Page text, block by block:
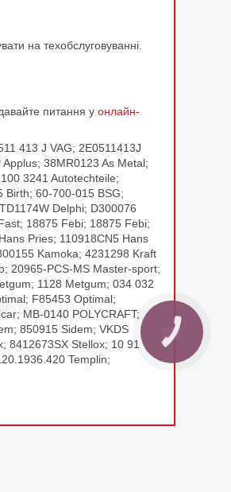
на техобслуговуванні.
питання у онлайн-
413 J VAG; 2E0511413J
38MR0123 As Metal;
3241 Autotechteile;
Birth; 60-700-015 BSG;
Delphi; D300076
18875 Febi; 18875 Febi;
Pries; 110918CN5 Hans
Kamoka; 4231298 Kraft
20965-PCS-MS Master-sport;
1128 Metgum; 034 032
F85453 Optimal;
MB-0140 POLYCRAFT;
850915 Sidem; VKDS
8412673SX Stellox; 10 91
Templin;
КНОПКА
ЗВ'ЯЗКУ